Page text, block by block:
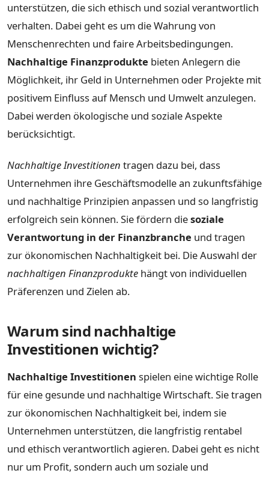
unterstützen, die sich ethisch und sozial verantwortlich
verhalten. Dabei geht es um die Wahrung von
Menschenrechten und faire Arbeitsbedingungen.
Nachhaltige Finanzprodukte bieten Anlegern die
Möglichkeit, ihr Geld in Unternehmen oder Projekte mit
positivem Einfluss auf Mensch und Umwelt anzulegen.
Dabei werden ökologische und soziale Aspekte
berücksichtigt.
Nachhaltige Investitionen tragen dazu bei, dass
Unternehmen ihre Geschäftsmodelle an zukunftsfähige
und nachhaltige Prinzipien anpassen und so langfristig
erfolgreich sein können. Sie fördern diesoziale
Verantwortung in der Finanzbranche und tragen
zur ökonomischen Nachhaltigkeit bei. Die Auswahl der
nachhaltigen Finanzprodukte hängt von individuellen
Präferenzen und Zielen ab.
Warum sind nachhaltige
Investitionen wichtig?
Nachhaltige Investitionen spielen eine wichtige Rolle
für eine gesunde und nachhaltige Wirtschaft. Sie tragen
zur ökonomischen Nachhaltigkeit bei, indem sie
Unternehmen unterstützen, die langfristig rentabel
und ethisch verantwortlich agieren. Dabei geht es nicht
nur um Profit, sondern auch um soziale und